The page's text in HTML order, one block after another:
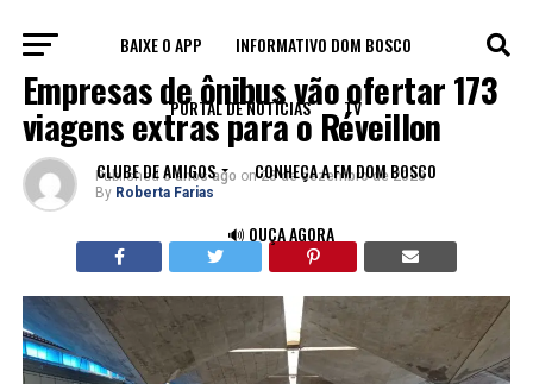
BAIXE O APP INFORMATIVO DOM BOSCO
PORTAL DE NOTÍCIAS TV
CLUBE DE AMIGOS CONHEÇA A FM DOM BOSCO
🔊 OUÇA AGORA
FORTALEZA
Empresas de ônibus vão ofertar 173
viagens extras para o Réveillon
Published 3 anos ago on 28 de dezembro de 2023
By Roberta Farias